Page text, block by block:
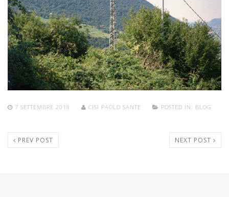
7 SETTEMBRE 2018 CISI PAOLO SANTE POSTED IN: BLOG
PREV POST NEXT POST